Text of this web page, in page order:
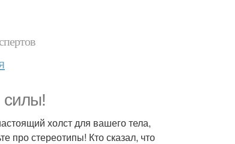
силы!
холст для вашего тела,
про стереотипы! Кто сказал, что